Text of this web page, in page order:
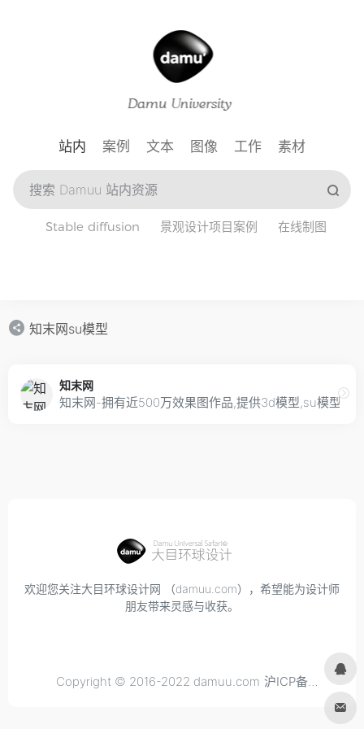
站内 案例 文本 图像 工作 素材
Stable diffusion 景观设计项目案例 在线制图
知末网su模型
知末网
知末网-拥有近500万效果图作品,提供3d模型,su模型,材
欢迎您关注大目环球设计网 （damuu.com），希望能为设计师
朋友带来灵感与收获。
Copyright © 2016-2022 damuu.com 沪ICP备